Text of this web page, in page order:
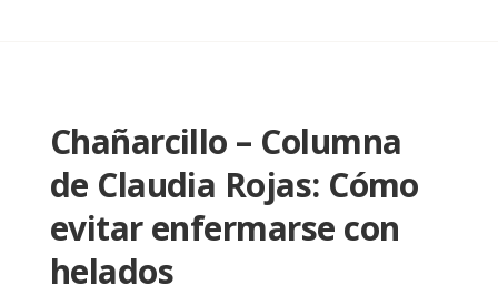
Chañarcillo – Columna
de Claudia Rojas: Cómo
evitar enfermarse con
helados